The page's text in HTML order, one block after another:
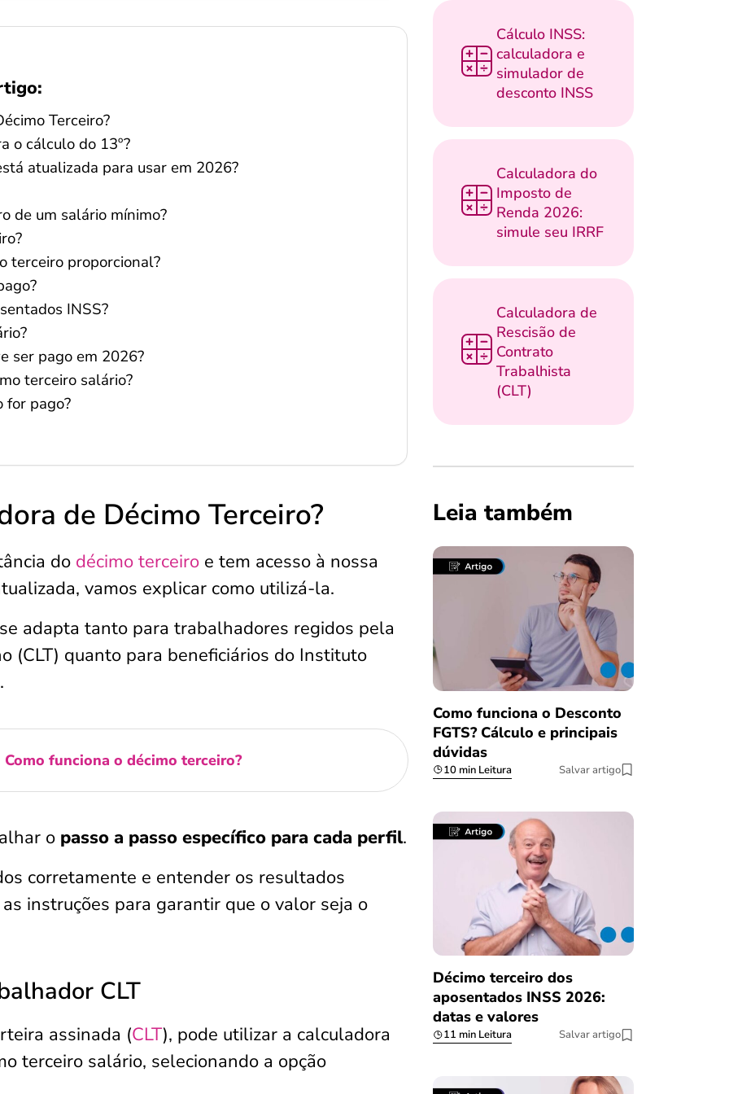
Terceiro?
o cálculo do 13º?
atualizada para usar em 2026?
de um salário mínimo?
terceiro proporcional?
INSS?
ser pago em 2026?
terceiro salário?
for pago?
de Décimo Terceiro?
do décimo terceiro e tem acesso à nossa
vamos explicar como utilizá-la.
adapta tanto para trabalhadores regidos pela
(CLT) quanto para beneficiários do Instituto
Como funciona o décimo terceiro?
o passo a passo específico para cada perfil.
corretamente e entender os resultados
instruções para garantir que o valor seja o
CLT
assinada (CLT), pode utilizar a calculadora
terceiro salário, selecionando a opção
Cálculo INSS:
calculadora e
simulador de
desconto INSS
Calculadora do
Imposto de
Renda 2026:
simule seu IRRF
Calculadora de
Rescisão de
Contrato
Trabalhista
(CLT)
Leia também
Como funciona o Desconto
FGTS? Cálculo e principais
dúvidas
10 min Leitura Salvar artigo
Décimo terceiro dos
aposentados INSS 2026:
datas e valores
11 min Leitura Salvar artigo